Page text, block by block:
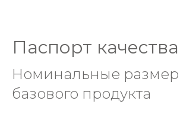
Паспорт качества
Номинальные
базового продукта